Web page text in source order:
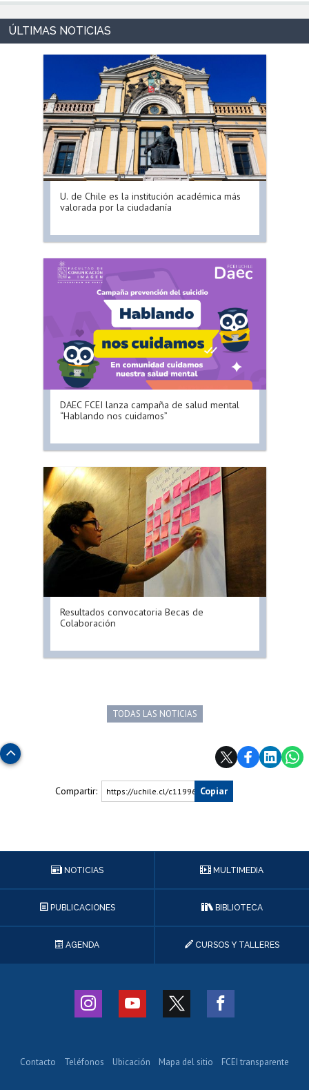
U. de Chile es la institución académica más
valorada por la ciudadanía
DAEC FCEI lanza campaña de salud mental
“Hablando nos cuidamos”
Resultados convocatoria Becas de
Colaboración
TODAS LAS NOTICIAS
Subir
Compartir: https://uchile.cl/c119964Copiar
NOTICIAS MULTIMEDIA
PUBLICACIONES BIBLIOTECA
AGENDA CURSOS Y TALLERES
Contacto Teléfonos Ubicación Mapa del sitio FCEI transparente